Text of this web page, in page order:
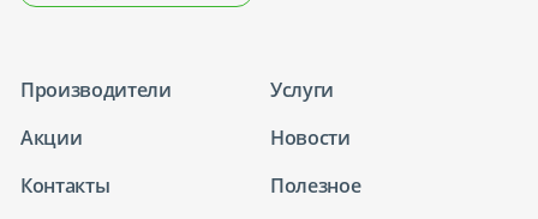
Производители
Услуги
Акции
Новости
Контакты
Полезное